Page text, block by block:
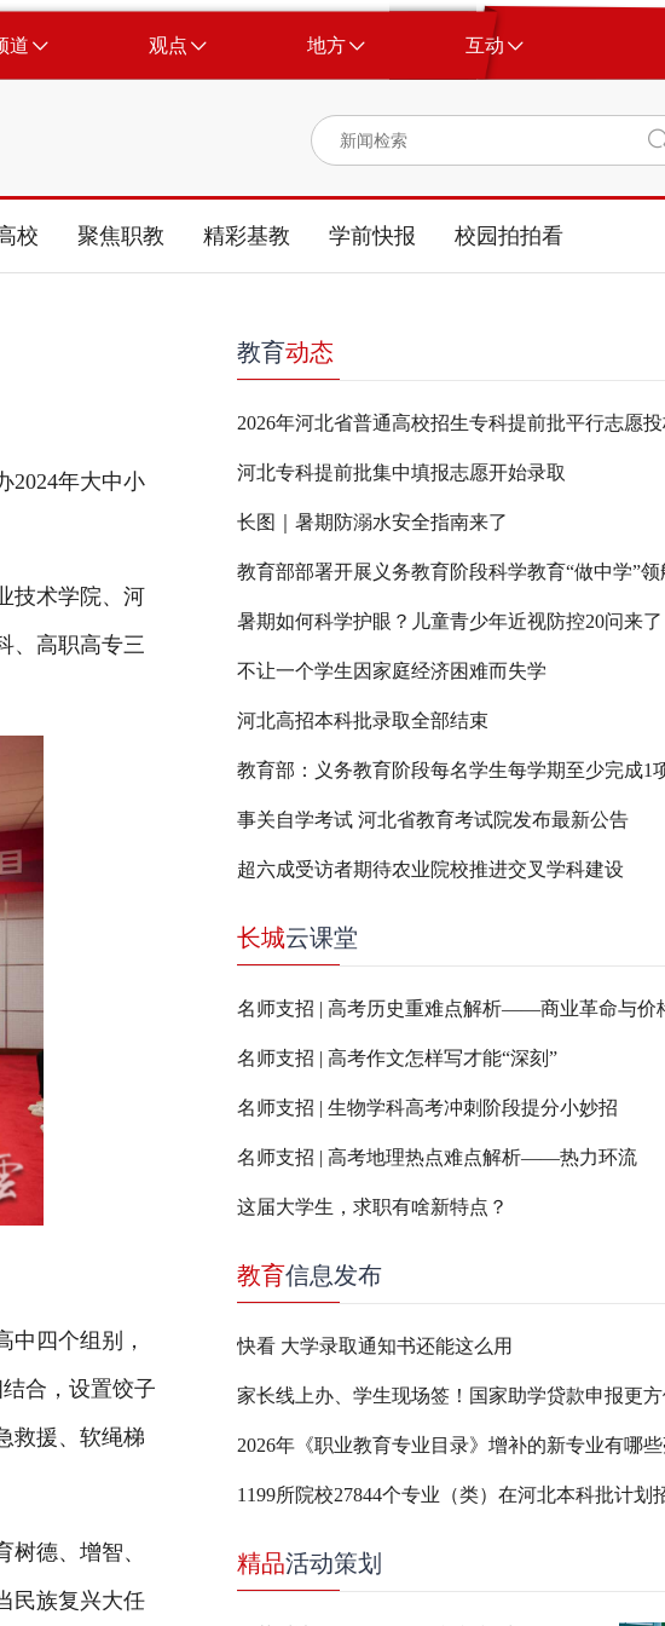
道 观点 地方 互动
校 聚焦职教 精彩基教 学前快报 校园拍拍看
年大中小
技术学院、河
、高职高专三
四个组别，
合，设置饺子
救援、软绳梯
德、增智、
民族复兴大任
教育动态
2026年河北省普通高校招生专科提前批平行志愿
河北专科提前批集中填报志愿开始录取
长图｜暑期防溺水安全指南来了
教育部部署开展义务教育阶段科学教育“做中学”领
暑期如何科学护眼？儿童青少年近视防控20问来了
不让一个学生因家庭经济困难而失学
河北高招本科批录取全部结束
事关自学考试 河北省教育考试院发布最新公告
超六成受访者期待农业院校推进交叉学科建设
长城云课堂
名师支招 | 高考历史重难点解析——商业革命与价
名师支招 | 高考作文怎样写才能“深刻”
名师支招 | 生物学科高考冲刺阶段提分小妙招
名师支招 | 高考地理热点难点解析——热力环流
这届大学生，求职有啥新特点？
教育信息发布
快看 大学录取通知书还能这么用
家长线上办、学生现场签！国家助学贷款申报更
1199所院校27844个专业（类）在河北本科批计划
精品活动策划